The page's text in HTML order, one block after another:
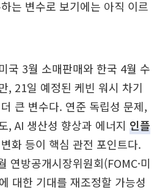
는 변수로 보기에는 아직 이르
국 3월 소매판매와 한국 4월 수
, 21일 예정된 케빈 워시 차기
큰 변수다. 연준 독립성 문제,
, AI 생산성 향상과 에너지 인플
화 등이 핵심 관전 포인트다.
연방공개시장위원회(FOMC·미
대한 기대를 재조정할 가능성